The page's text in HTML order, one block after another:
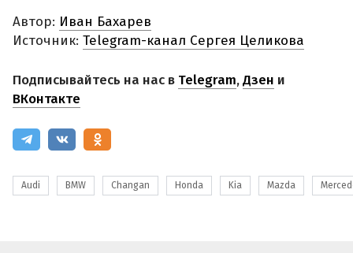
Автор: Иван Бахарев
Источник: Telegram-канал Сергея Целикова
Подписывайтесь на нас в Telegram,Дзен и
ВКонтакте
Audi BMW Changan Honda Kia Mazda